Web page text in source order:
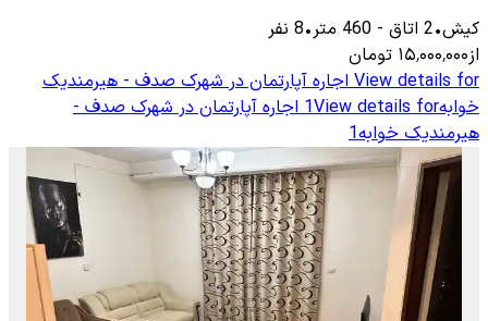
کیش•
2 اتاق -
460 متر•
8 نفر
از۱۵٬۰۰۰٬۰۰۰ تومان
View details for اجاره آپارتمان در شهرک صدف - هیرمندیک
خوابه1View details for اجاره آپارتمان در شهرک صدف -
هیرمندیک خوابه1